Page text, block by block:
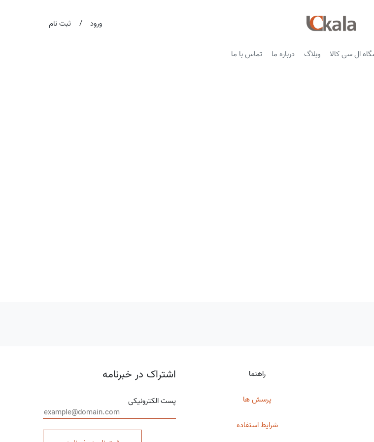
ورود / ثبت نام
ال سی کالا وبلاگ درباره ما تماس با ما
راهنما
پرسش ها
شرایط استفاده
اشتراک در خبرنامه
پست الکترونیکی